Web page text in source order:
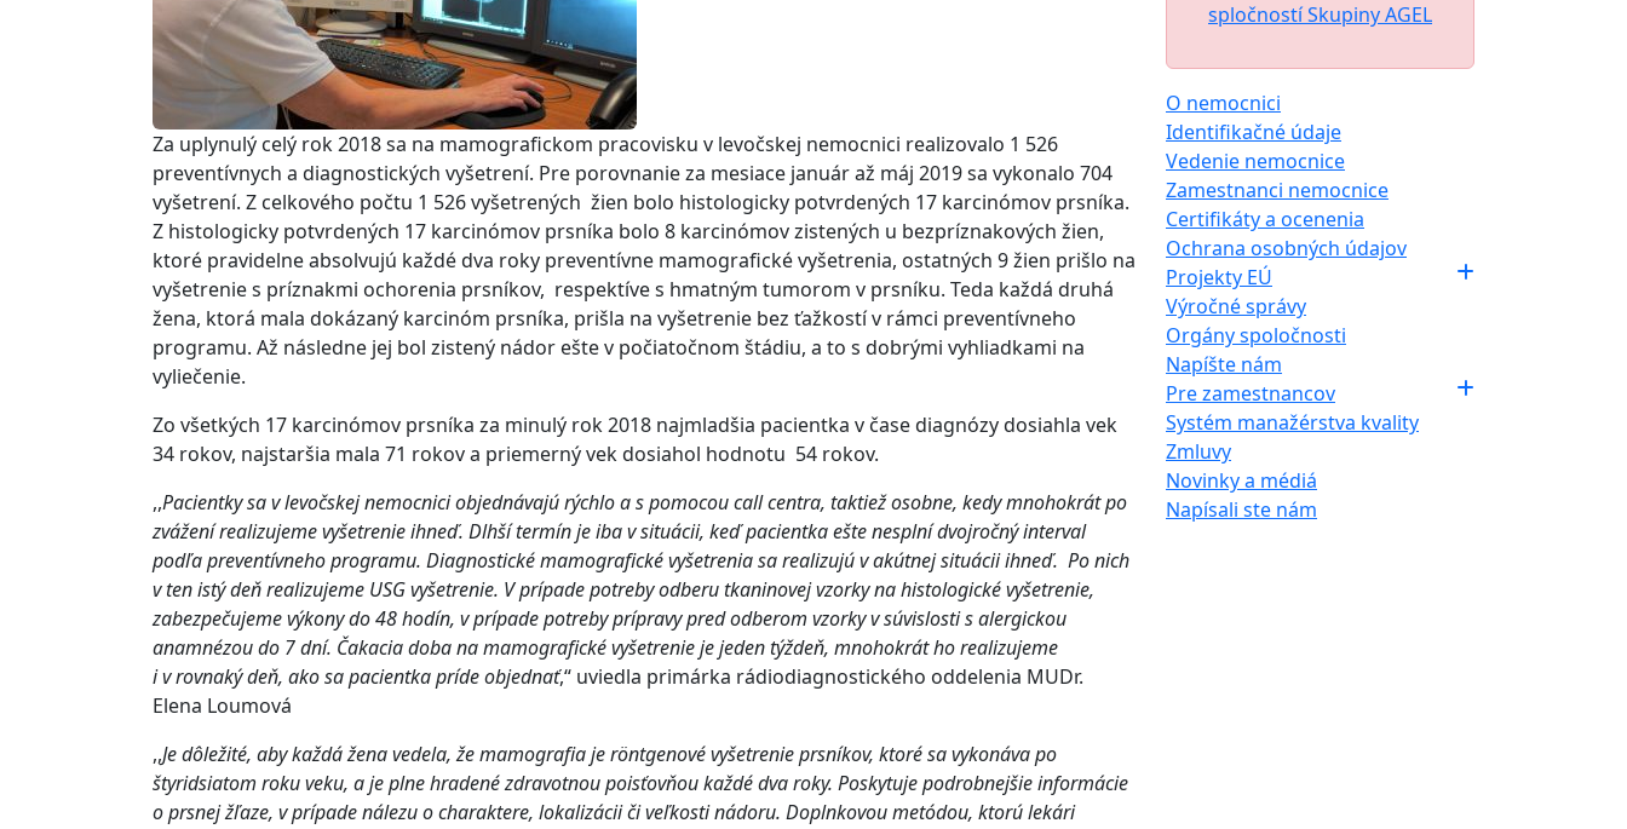
Za uplynulý celý rok 2018 sa na mamografickom pracovisku v levočskej nemocnici realizovalo 1 526
preventívnych a diagnostických vyšetrení. Pre porovnanie za mesiace január až máj 2019 sa vykonalo 704
vyšetrení. Z celkového počtu 1 526 vyšetrených žien bolo histologicky potvrdených 17 karcinómov prsníka.
Z histologicky potvrdených 17 karcinómov prsníka bolo 8 karcinómov zistených u bezpríznakových žien,
ktoré pravidelne absolvujú každé dva roky preventívne mamografické vyšetrenia, ostatných 9 žien prišlo na
vyšetrenie s príznakmi ochorenia prsníkov, respektíve s hmatným tumorom v prsníku. Teda každá druhá
žena, ktorá mala dokázaný karcinóm prsníka, prišla na vyšetrenie bez ťažkostí v rámci preventívneho
programu. Až následne jej bol zistený nádor ešte v počiatočnom štádiu, a to s dobrými vyhliadkami na
vyliečenie.
Zo všetkých 17 karcinómov prsníka za minulý rok 2018 najmladšia pacientka v čase diagnózy dosiahla vek
34 rokov, najstaršia mala 71 rokov a priemerný vek dosiahol hodnotu 54 rokov.
,,Pacientky sa v levočskej nemocnici objednávajú rýchlo a s pomocou call centra, taktiež osobne, kedy mnohokrát po
zvážení realizujeme vyšetrenie ihneď. Dlhší termín je iba v situácii, keď pacientka ešte nesplní dvojročný interval
podľa preventívneho programu. Diagnostické mamografické vyšetrenia sa realizujú v akútnej situácii ihneď. Po nich
v ten istý deň realizujeme USG vyšetrenie. V prípade potreby odberu tkaninovej vzorky na histologické vyšetrenie,
zabezpečujeme výkony do 48 hodín, v prípade potreby prípravy pred odberom vzorky v súvislosti s alergickou
anamnézou do 7 dní. Čakacia doba na mamografické vyšetrenie je jeden týždeň, mnohokrát ho realizujeme
i v rovnaký deň, ako sa pacientka príde objednať,“ uviedla primárka rádiodiagnostického oddelenia MUDr.
Elena Loumová
,,Je dôležité, aby každá žena vedela, že mamografia je röntgenové vyšetrenie prsníkov, ktoré sa vykonáva po
štyridsiatom roku veku, a je plne hradené zdravotnou poisťovňou každé dva roky. Poskytuje podrobnejšie informácie
o prsnej žľaze, v prípade nálezu o charaktere, lokalizácii či veľkosti nádoru. Doplnkovou metódou, ktorú lekári
spločností Skupiny AGEL
O nemocnici
Identifikačné údaje
Vedenie nemocnice
Zamestnanci nemocnice
Certifikáty a ocenenia
Ochrana osobných údajov
Projekty EÚ
Výročné správy
Orgány spoločnosti
Napíšte nám
Pre zamestnancov
Systém manažérstva kvality
Zmluvy
Novinky a médiá
Napísali ste nám